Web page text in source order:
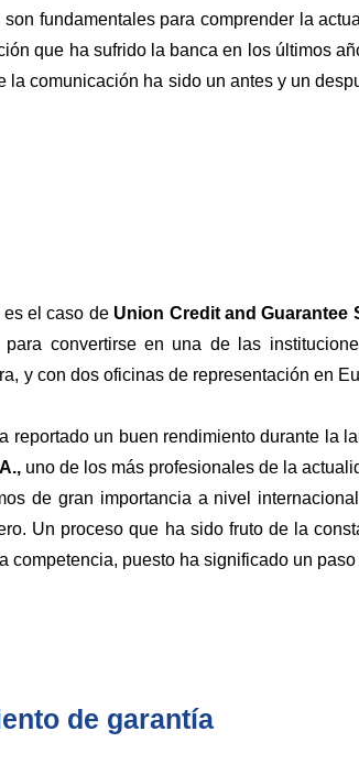
fundamentales para comprender la
que ha sufrido la banca en los últimos
comunicación ha sido un antes y un
el caso de Union Credit and Guarantee
convertirse en una de las
y con dos oficinas de representación en
un buen rendimiento durante la
uno de los más profesionales de la
de gran importancia a nivel
Un proceso que ha sido fruto de la
competencia, puesto ha significado un
de garantía